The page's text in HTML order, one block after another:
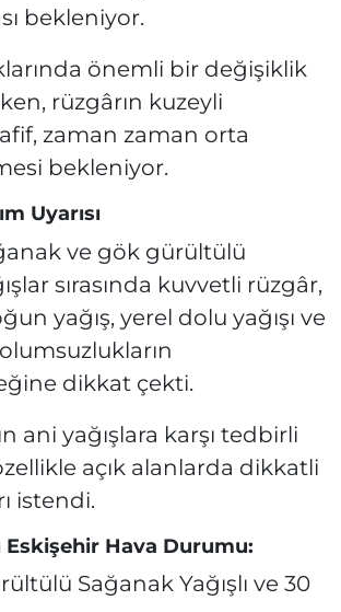
bekleniyor.
önemli bir değişiklik
rüzgârın kuzeyli
zaman zaman orta
bekleniyor.
Uyarısı
ve gök gürültülü
sırasında kuvvetli rüzgâr,
yağış, yerel dolu yağışı ve
dikkat çekti.
ani yağışlara karşı tedbirli
açık alanlarda dikkatli
istendi.
Eskişehir Hava Durumu:
Sağanak Yağışlı ve 30